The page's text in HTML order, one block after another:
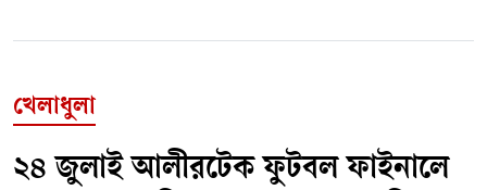
খেলাধুলা
২৪ জুলাই আলীরটেক ফুটবল ফাইনালে